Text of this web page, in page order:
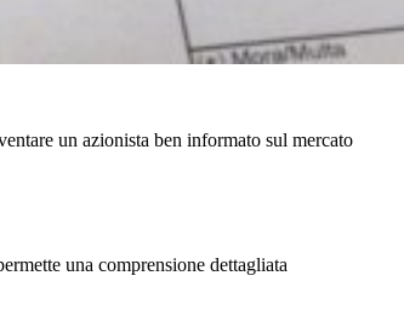
un azionista ben informato sul mercato
una comprensione dettagliata